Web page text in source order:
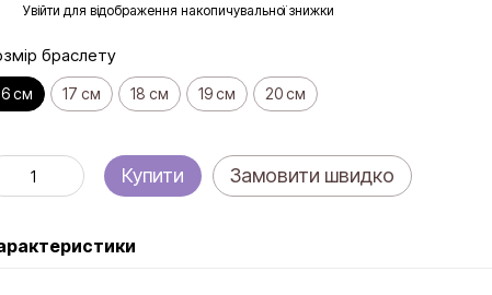
Увійти для відображення накопичувальної знижки
браслету
см 17 см 18 см 19 см 20 см
Купити Замовити швидко